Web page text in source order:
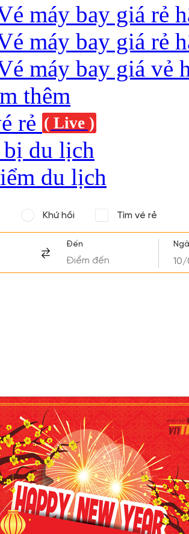
máy bay giá rẻ
máy bay giá rẻ
máy bay giá vẻ
thêm
rẻ ( Live )
du lịch
du lịch